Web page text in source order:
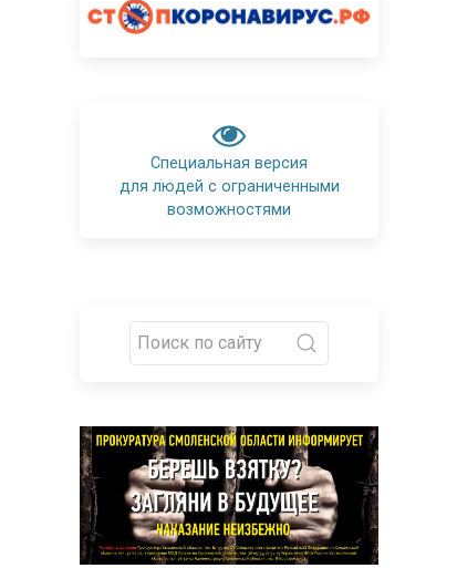
Специальная версия
для людей с ограниченными
возможностями